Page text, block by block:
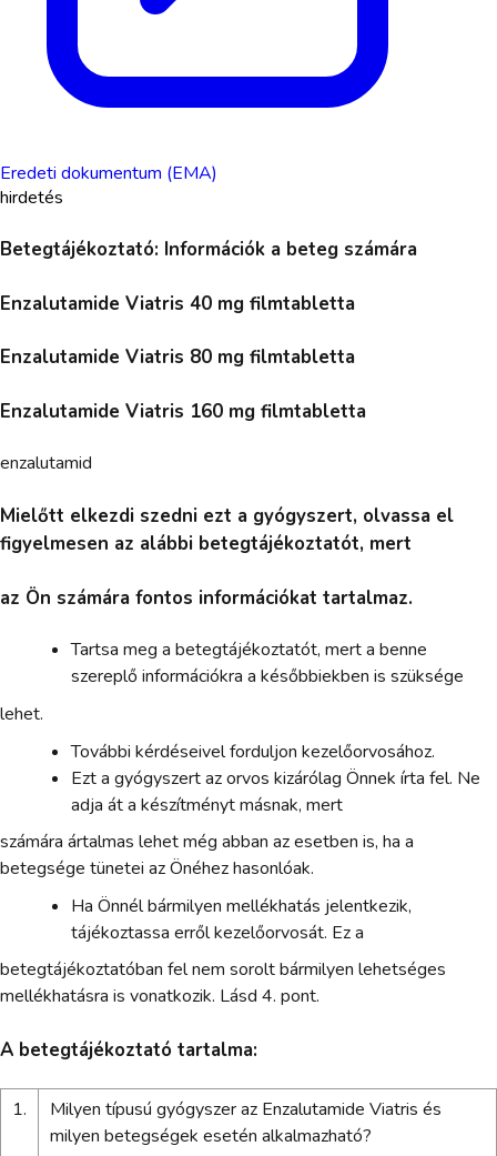
Eredeti dokumentum (EMA)
hirdetés
Betegtájékoztató: Információk a beteg számára
Enzalutamide Viatris 40 mg filmtabletta
Enzalutamide Viatris 80 mg filmtabletta
Enzalutamide Viatris 160 mg filmtabletta
enzalutamid
Mielőtt elkezdi szedni ezt a gyógyszert, olvassa el
figyelmesen az alábbi betegtájékoztatót, mert
az Ön számára fontos információkat tartalmaz.
Tartsa meg a betegtájékoztatót, mert a benne
szereplő információkra a későbbiekben is szüksége
lehet.
További kérdéseivel forduljon kezelőorvosához.
Ezt a gyógyszert az orvos kizárólag Önnek írta fel. Ne
adja át a készítményt másnak, mert
számára ártalmas lehet még abban az esetben is, ha a
betegsége tünetei az Önéhez hasonlóak.
Ha Önnél bármilyen mellékhatás jelentkezik,
tájékoztassa erről kezelőorvosát. Ez a
betegtájékoztatóban fel nem sorolt bármilyen lehetséges
mellékhatásra is vonatkozik. Lásd 4. pont.
A betegtájékoztató tartalma:
1.
Milyen típusú gyógyszer az Enzalutamide Viatris és
milyen betegségek esetén alkalmazható?